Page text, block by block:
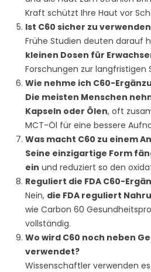
Kraft schützt Ihre Haut vor
Ist C60 sicher zu
Frühe Studien deuten darauf
kleinen Dosen für
Forschungen zur langfristigen
Wie nehme ich C60-
Die meisten Menschen
Kapseln oder Ölen, oft
MCT-Öl für eine bessere
Was macht C60 zu einem
Seine einzigartige Form
ein und reduziert so den
Reguliert die FDA C60-
Nein, die FDA reguliert
wie Carbon 60
vollständig.
Wo wird C60 noch neben
verwendet?
Wissenschaftler verwenden